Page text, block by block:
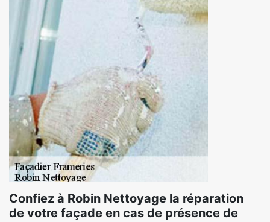
Confiez à Robin Nettoyage la réparation
de votre façade en cas de présence de